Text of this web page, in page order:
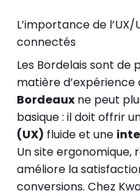
L’importance de
connectés
Les Bordelais sont de
matière d’expérience
Bordeaux ne peut
basique : il doit offrir
(UX) fluide et une
Un site
améliore la
conversions. Chez